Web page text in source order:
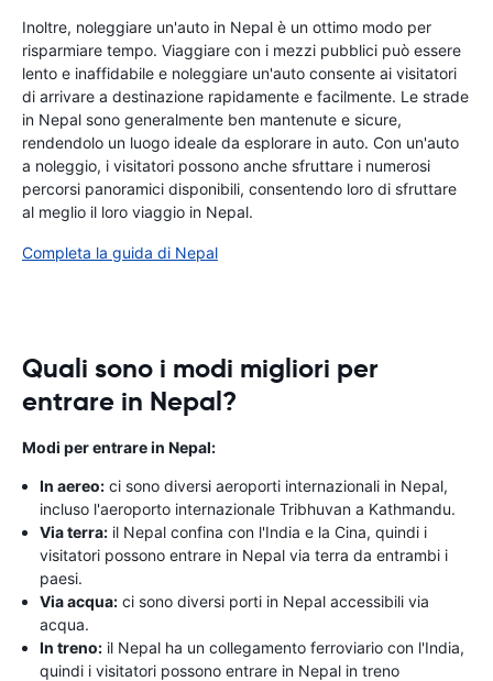
Inoltre, noleggiare un'auto in Nepal è un ottimo modo per
risparmiare tempo. Viaggiare con i mezzi pubblici può essere
lento e inaffidabile e noleggiare un'auto consente ai visitatori
di arrivare a destinazione rapidamente e facilmente. Le strade
in Nepal sono generalmente ben mantenute e sicure,
rendendolo un luogo ideale da esplorare in auto. Con un'auto
a noleggio, i visitatori possono anche sfruttare i numerosi
percorsi panoramici disponibili, consentendo loro di sfruttare
al meglio il loro viaggio in Nepal.
Completa la guida di Nepal
Quali sono i modi migliori per
entrare in Nepal?
Modi per entrare in Nepal:
In aereo: ci sono diversi aeroporti internazionali in Nepal,
incluso l'aeroporto internazionale Tribhuvan a Kathmandu.
Via terra: il Nepal confina con l'India e la Cina, quindi i
visitatori possono entrare in Nepal via terra da entrambi i
paesi.
Via acqua: ci sono diversi porti in Nepal accessibili via
acqua.
In treno: il Nepal ha un collegamento ferroviario con l'India,
quindi i visitatori possono entrare in Nepal in treno